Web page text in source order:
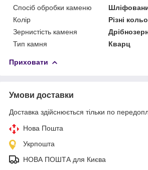
Спосіб обробки каменю
Колір
Різні
Зернистість каменя
Тип камня
Кварц
Приховати
Умови доставки
Доставка здійснюється тільки по
Нова Пошта
Укрпошта
НОВА ПОШТА для Києва